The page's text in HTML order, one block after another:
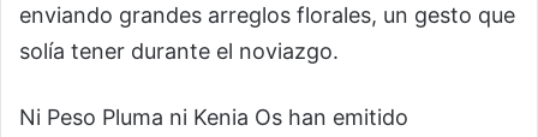
enviando grandes arreglos florales, un gesto que
solía tener durante el noviazgo.
Ni Peso Pluma ni Kenia Os han emitido